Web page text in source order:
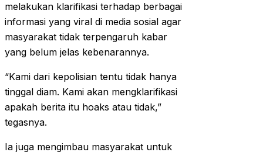
melakukan klarifikasi terhadap berbagai
informasi yang viral di media sosial agar
masyarakat tidak terpengaruh kabar
yang belum jelas kebenarannya.
“Kami dari kepolisian tentu tidak hanya
tinggal diam. Kami akan mengklarifikasi
apakah berita itu hoaks atau tidak,”
tegasnya.
Ia juga mengimbau masyarakat untuk